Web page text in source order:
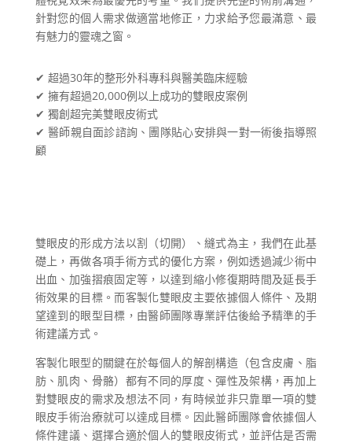
針對您的個人需求做適當地修正，力求給予您最滿意、最
有魅力的靈魂之窗。
✔ 超過30年的整形外科專科與醫美臨床經驗
✔ 擁有超過20,000例以上成功的雙眼皮案例
✔ 獨創超完美雙眼皮術式
✔ 醫師親自面診諮詢、團隊貼心安排與一對一術後指導照
顧
雙眼皮的形成方法以割（切開）、縫式為主，我們在此基
礎上，再做各項手術方式的優化方案，例如透過減少術中
出血、加強摺痕固定等，以達到縮小修復期時間及延長手
術效果的目標。而客製化雙眼皮主要依據個人條件、及期
望達到的眼型目標，由醫師團隊專業評估後給予精準的手
術建議方式。
客製化眼型的關鍵在於每個人的解剖構造（包含皮膚、脂
肪、肌肉、骨骼）都有不同的厚度、彈性及架構，再加上
對雙眼皮的需求及想法不同，有時候並非只靠單一項的雙
眼皮手術治療就可以達成目標。因此醫師團隊會依據個人
條件建議、選擇合適於個人的雙眼皮術式，並評估是否需